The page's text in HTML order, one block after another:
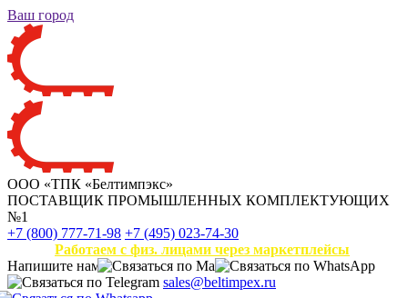
Ваш город
ООО «ТПК «Белтимпэкс»
ПОСТАВЩИК ПРОМЫШЛЕННЫХ КОМПЛЕКТУЮЩИХ
№1
+7 (800) 777-71-98 +7 (495) 023-74-30
Работаем с физ. лицами через маркетплейсы
Напишите нам
sales@beltimpex.ru